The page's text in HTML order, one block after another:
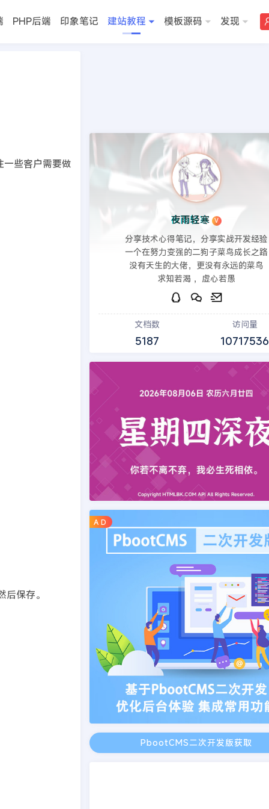
PHP后端 印象笔记 建站教程 模板源码 发现
些客户需要做
保存。
夜雨轻寒 V
分享技术心得笔记，分享实战开发经验
一个在努力变强的二狗子菜鸟成长之路
没有天生的大佬，更没有永远的菜鸟
求知若渴 ，虚心若愚
文档数
5187
访问量
10717536
A D
PbootCMS二次开发版获取